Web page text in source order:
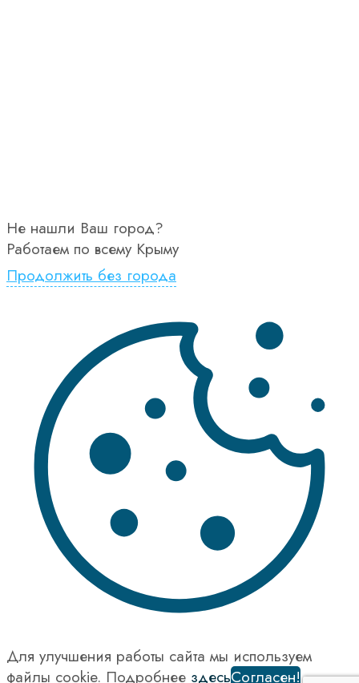
Не нашли Ваш город?
Работаем по всему Крыму
Продолжить без города
Для улучшения работы сайта мы используем
файлы cookie. Подробнее здесьСогласен!